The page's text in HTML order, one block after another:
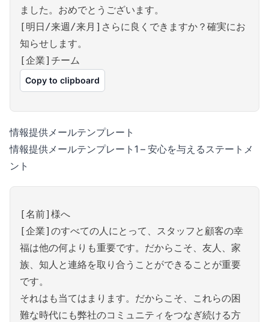
ました。おめでとうございます。
[明日/来週/来月]さらに良くできますか？確実にお
知らせします。
[企業]チーム
Copy to clipboard
情報提供メールテンプレート
情報提供メールテンプレート1 – 安心を与えるステートメ
ント
[名前]様へ
[企業]のすべての人にとって、スタッフと顧客の幸
福は他の何よりも重要です。だからこそ、友人、家
族、知人と連絡を取り合うことができることが重要
です。
それはも当てはまります。だからこそ、これらの困
難な時代にも弊社のコミュニティをつなぎ続ける方